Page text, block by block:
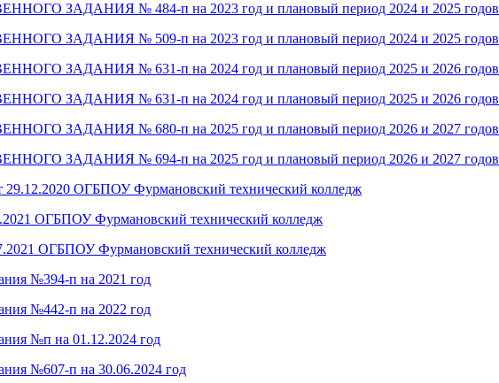
ЗАДАНИЯ № 484-п на 2023 год и плановый период 2024 и 2025 годов
ЗАДАНИЯ № 509-п на 2023 год и плановый период 2024 и 2025 годов
ЗАДАНИЯ № 631-п на 2024 год и плановый период 2025 и 2026 годов
ЗАДАНИЯ № 631-п на 2024 год и плановый период 2025 и 2026 годов
ЗАДАНИЯ № 680-п на 2025 год и плановый период 2026 и 2027 годов
ЗАДАНИЯ № 694-п на 2025 год и плановый период 2026 и 2027 годов
29.12.2020 ОГБПОУ Фурмановский технический колледж
ОГБПОУ Фурмановский технический колледж
ОГБПОУ Фурмановский технический колледж
№394-п на 2021 год
№442-п на 2022 год
№п на 01.12.2024 год
№607-п на 30.06.2024 год